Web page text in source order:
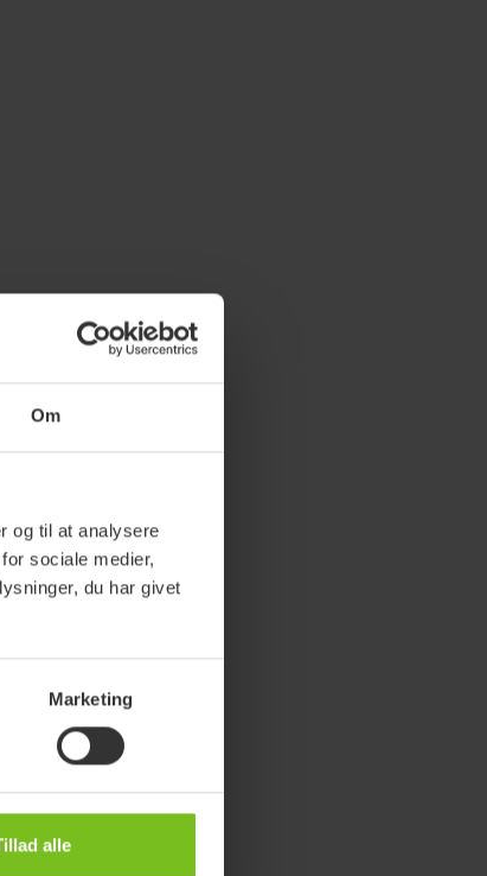
Om
og til at analysere
sociale medier,
du har givet
Marketing
alle